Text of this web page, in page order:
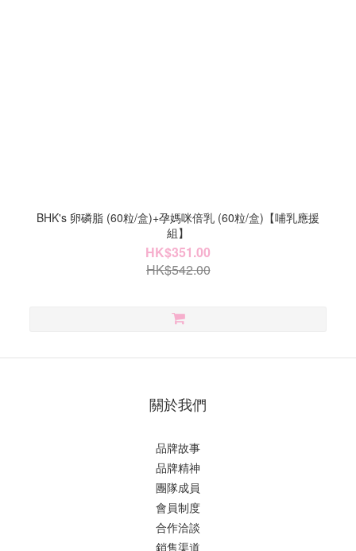
BHK's 卵磷脂 (60粒/盒)+孕媽咪倍乳 (60粒/盒)【哺乳應援
組】
HK$351.00
HK$542.00
關於我們
品牌故事
品牌精神
團隊成員
會員制度
合作洽談
銷售渠道